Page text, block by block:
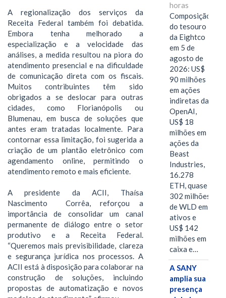
A regionalização dos serviços da
Receita Federal também foi debatida.
Embora tenha melhorado a
especialização e a velocidade das
análises, a medida resultou na piora do
atendimento presencial e na dificuldade
de comunicação direta com os fiscais.
Muitos contribuintes têm sido
obrigados a se deslocar para outras
cidades, como Florianópolis ou
Blumenau, em busca de soluções que
antes eram tratadas localmente. Para
contornar essa limitação, foi sugerida a
criação de um plantão eletrônico com
agendamento online, permitindo o
atendimento remoto e mais eficiente.
A presidente da ACII, Thaísa
Nascimento Corrêa, reforçou a
importância de consolidar um canal
permanente de diálogo entre o setor
produtivo e a Receita Federal.
“Queremos mais previsibilidade, clareza
e segurança jurídica nos processos. A
ACII está à disposição para colaborar na
construção de soluções, incluindo
propostas de automatização e novos
horas
Composição
do tesouro
da Eightco
em 5 de
agosto de
2026: US$
90 milhões
em ações
indiretas da
OpenAI,
US$ 18
milhões em
ações da
Beast
Industries,
16.278
ETH, quase
302 milhões
de WLD em
ativos e
US$ 142
milhões em
caixa e…
A SANY
amplia sua
presença